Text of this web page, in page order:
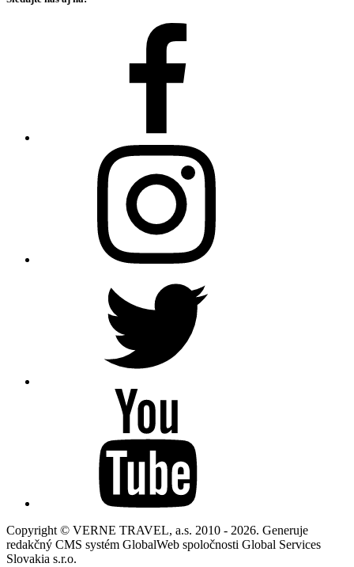
Copyright © VERNE TRAVEL, a.s. 2010 - 2026. Generuje
redakčný CMS systém GlobalWeb spoločnosti Global Services
Slovakia s.r.o.